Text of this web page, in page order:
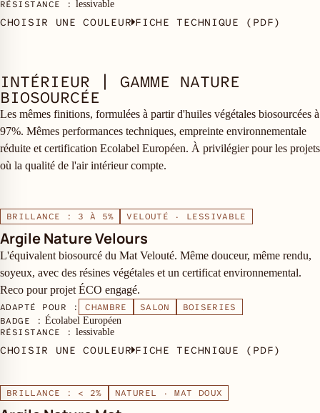
RÉSISTANCE : lessivable
CHOISIR UNE COULEUR FICHE TECHNIQUE (PDF)
INTÉRIEUR | GAMME NATURE
BIOSOURCÉE
Les mêmes finitions, formulées à partir d'huiles végétales biosourcées à
97%. Mêmes performances techniques, empreinte environnementale
réduite et certification Ecolabel Européen. À privilégier pour les projets
où la qualité de l'air intérieur compte.
BRILLANCE : 3 À 5% VELOUTÉ · LESSIVABLE
Argile Nature Velours
L'équivalent biosourcé du Mat Velouté. Même douceur, même rendu,
soyeux, avec des résines végétales et un certificat environnemental.
Reco pour projet ÉCO engagé.
ADAPTÉ POUR : CHAMBRE SALON
BOISERIES
BADGE : Écolabel Européen
RÉSISTANCE : lessivable
CHOISIR UNE COULEUR FICHE TECHNIQUE (PDF)
BRILLANCE : < 2% NATUREL · MAT DOUX